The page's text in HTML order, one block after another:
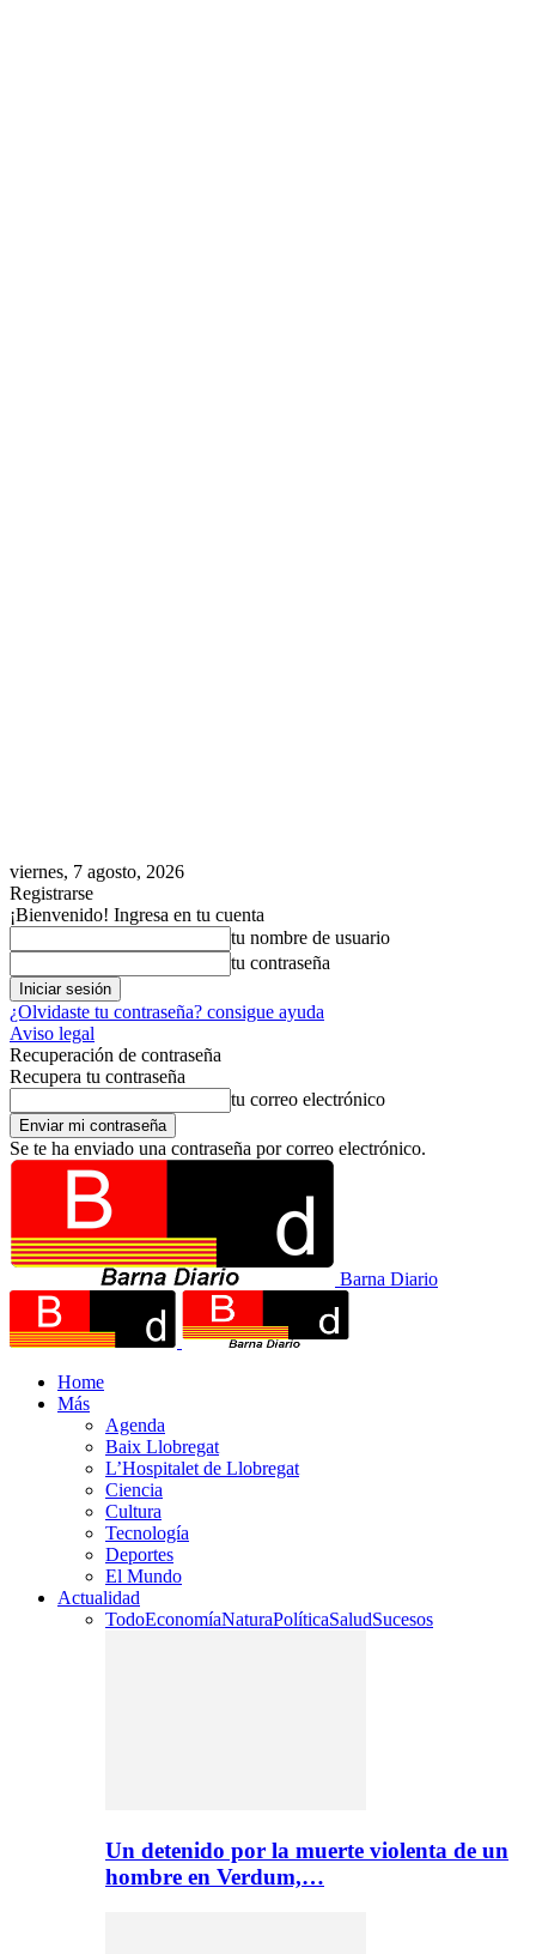
viernes, 7 agosto, 2026
Registrarse
¡Bienvenido! Ingresa en tu cuenta
tu nombre de usuario
tu contraseña
¿Olvidaste tu contraseña? consigue ayuda
Aviso legal
Recuperación de contraseña
Recupera tu contraseña
tu correo electrónico
Se te ha enviado una contraseña por correo electrónico.
Barna Diario
Home
Más
Agenda
Baix Llobregat
L’Hospitalet de Llobregat
Ciencia
Cultura
Tecnología
Deportes
El Mundo
Actualidad
TodoEconomíaNaturaPolíticaSaludSucesos
Un detenido por la muerte violenta de un
hombre en Verdum,…